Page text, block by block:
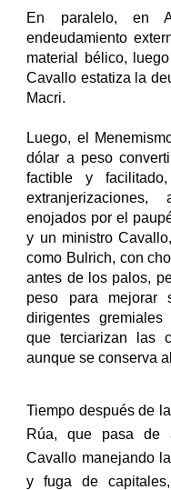
En paralelo, en
endeudamiento
material bélico,
Cavallo estatiza la
Macri.
Luego, el
dólar a peso
factible y
enojados por el
y un ministro
como Bulrich, con
antes de los palos,
peso para mejorar
dirigentes
que terciarizan las
aunque se conserva
Tiempo después de
Rúa, que pasa de
Cavallo manejando
y fuga de